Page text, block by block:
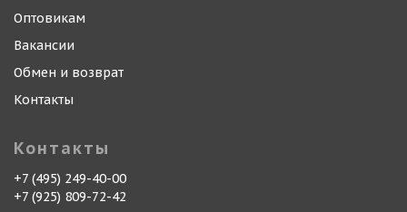
Оптовикам
Вакансии
Обмен и возврат
Контакты
Контакты
+7 (495) 249-40-00
+7 (925) 809-72-42